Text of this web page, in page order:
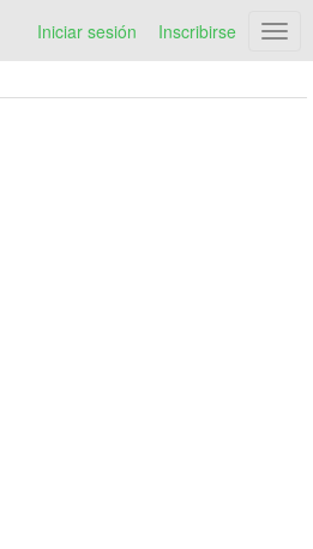
Iniciar sesión Inscribirse